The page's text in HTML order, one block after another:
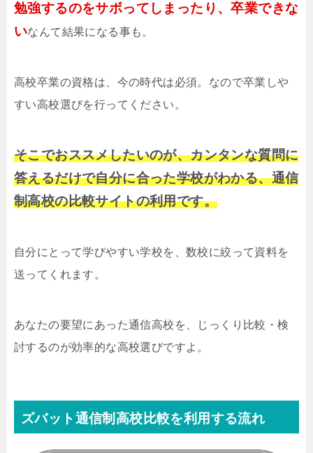
勉強するのをサボってしまったり、卒業できな
いなんて結果になる事も。
高校卒業の資格は、今の時代は必須。なので卒業しや
すい高校選びを行ってください。
そこでおススメしたいのが、カンタンな質問に
答えるだけで自分に合った学校がわかる、通信
制高校の比較サイトの利用です。
自分にとって学びやすい学校を、数校に絞って資料を
送ってくれます。
あなたの要望にあった通信高校を、じっくり比較・検
討するのが効率的な高校選びですよ。
ズバット通信制高校比較を利用する流れ